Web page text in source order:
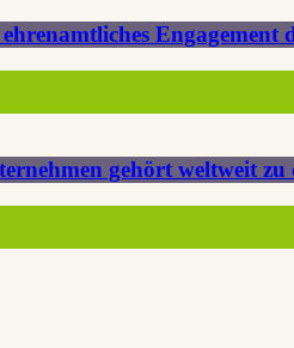
gehört weltweit